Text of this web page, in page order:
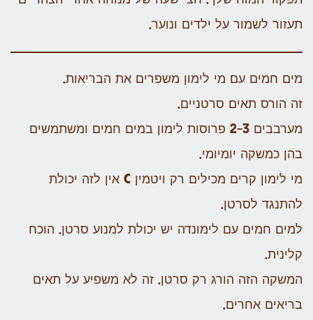
תעזור לשמור על ילדים ונוער.
מים חמים עם מי לימון משפרים את הבריאות.
זה הורס תאים סרטניים.
מערבבים 2-3 פרוסות לימון במים חמים ומשתמשים
בהן כמשקה יומיומי.
מי לימון קרים מכילים רק ויטמין C אין לזה יכולת
להתנגד לסרטן.
למים חמים עם לימונדה יש יכולת למנוע סרטן. הוכח
קלינית.
המשקה הזה הורג רק סרטן. זה לא משפיע על תאים
בריאים אחרים.